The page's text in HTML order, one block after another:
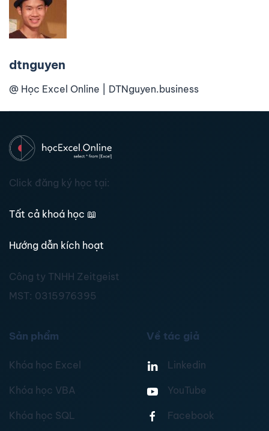
dtnguyen
@ Học Excel Online | DTNguyen.business
Click đăng ký học tại:
Tất cả khoá học 📖
Hướng dẫn kích hoạt
Công ty TNHH Zeitgeist
MST: 0315976395
Sản phẩm
Khóa học Excel
Khóa học VBA
Khóa học SQL
Về tác giả
Linkedin
YouTube
Facebook